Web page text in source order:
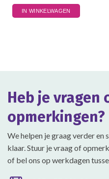
IN WINKELWAGEN
Heb je vragen
opmerkingen?
We helpen je graag verder en
klaar. Stuur je vraag of
of bel ons op werkdagen